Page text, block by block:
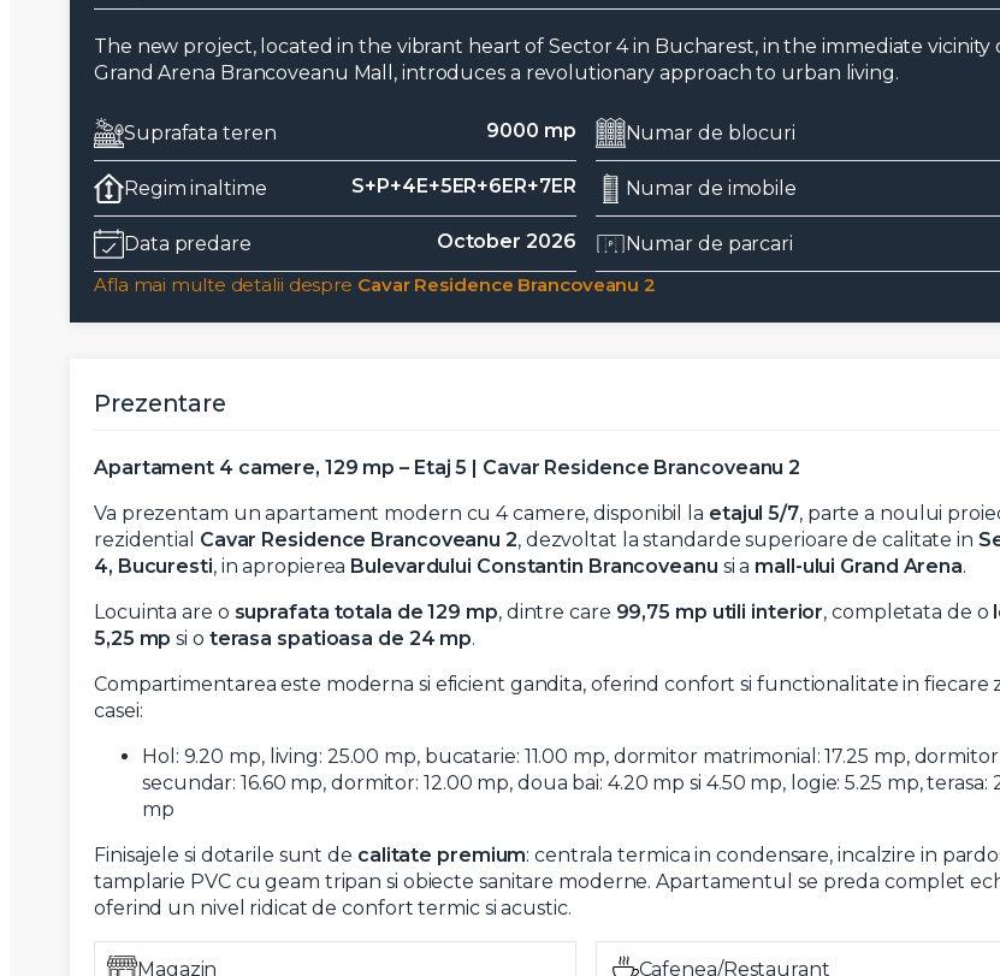
The new project, located in the vibrant heart of Sector 4 in Bucharest, in the immediate vicinity
Grand Arena Brancoveanu Mall, introduces a revolutionary approach to urban living.
Suprafata teren 9000 mp
Regim inaltime S+P+4E+5ER+6ER+7ER
Data predare October 2026
Numar de blocuri
Numar de imobile
Numar de parcari
Afla mai multe detalii despre Cavar Residence Brancoveanu 2
Prezentare
Apartament 4 camere, 129 mp – Etaj 5 | Cavar Residence Brancoveanu 2
Va prezentam un apartament modern cu 4 camere, disponibil la etajul 5/7, parte a noului
rezidential Cavar Residence Brancoveanu 2, dezvoltat la standarde superioare de calitate in
4, Bucuresti, in apropierea Bulevardului Constantin Brancoveanu si a mall-ului Grand Arena.
Locuinta are o suprafata totala de 129 mp, dintre care 99,75 mp utili interior, completata de o
5,25 mp si o terasa spatioasa de 24 mp.
Compartimentarea este moderna si eficient gandita, oferind confort si functionalitate in fiecare
casei:
Hol: 9.20 mp, living: 25.00 mp, bucatarie: 11.00 mp, dormitor matrimonial: 17.25 mp, dormitor
secundar: 16.60 mp, dormitor: 12.00 mp, doua bai: 4.20 mp si 4.50 mp, logie: 5.25 mp, terasa:
mp
Finisajele si dotarile sunt de calitate premium: centrala termica in condensare, incalzire in
tamplarie PVC cu geam tripan si obiecte sanitare moderne. Apartamentul se preda complet
oferind un nivel ridicat de confort termic si acustic.
Magazin Cafenea/Restaurant